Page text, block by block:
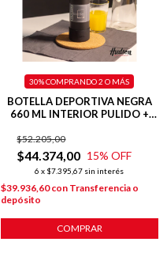
BOTELLA DEPORTIVA NEGRA
660 ML INTERIOR PULIDO +
$44.374,00
$52.205,00
15% OFF
6 x $7.395,67 sin interés
30%COMPRANDO 2 O MÁS
$39.936,60con Transferencia o
depósito
COMPRAR